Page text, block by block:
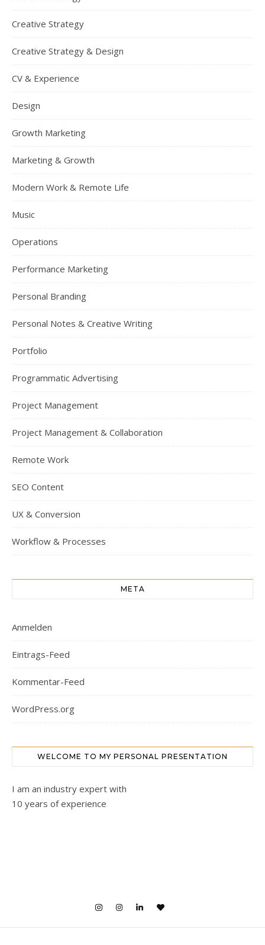
Creative Strategy
Creative Strategy & Design
CV & Experience
Design
Growth Marketing
Marketing & Growth
Modern Work & Remote Life
Music
Operations
Performance Marketing
Personal Branding
Personal Notes & Creative Writing
Portfolio
Programmatic Advertising
Project Management
Project Management & Collaboration
Remote Work
SEO Content
UX & Conversion
Workflow & Processes
META
Anmelden
Eintrags-Feed
Kommentar-Feed
WordPress.org
WELCOME TO MY PERSONAL PRESENTATION
I am an industry expert with
10 years of experience